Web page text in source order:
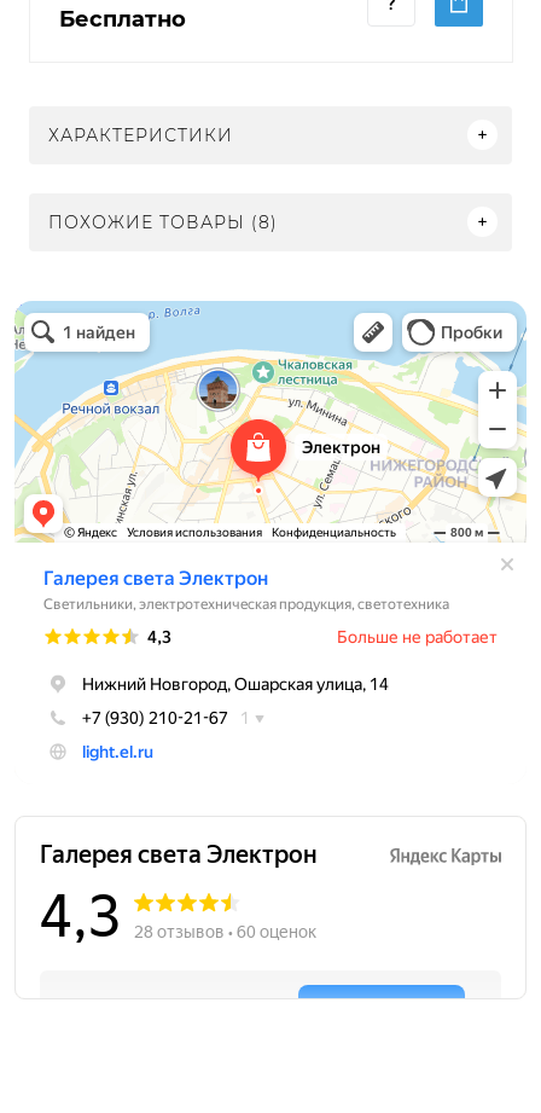
Бесплатно
ХАРАКТЕРИСТИКИ
ПОХОЖИЕ ТОВАРЫ (8)
Электрон
Светильники в Нижнем Новгороде
Электротехническая продукция в Нижнем Новгороде